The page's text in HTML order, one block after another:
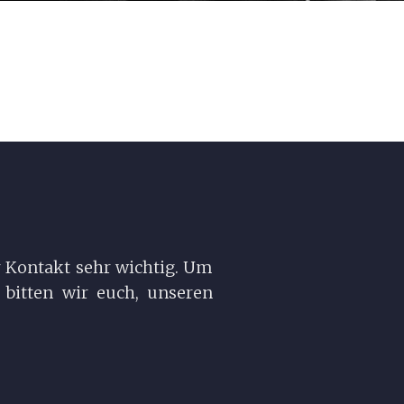
sehr wichtig. Um
wir euch, unseren